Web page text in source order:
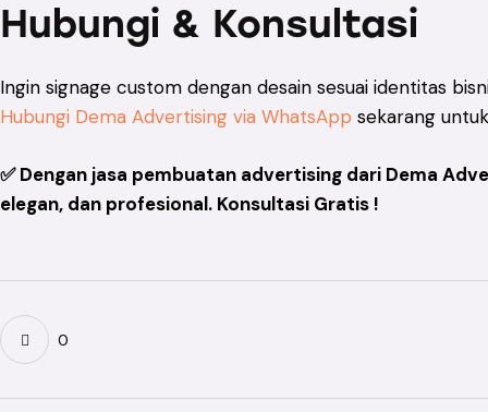
Hubungi & Konsultasi
Ingin signage custom dengan desain sesuai identitas
Hubungi Dema Advertising via WhatsApp sekarang
✅ Dengan jasa pembuatan advertising dari Dema
elegan, dan profesional. Konsultasi Gratis !
0